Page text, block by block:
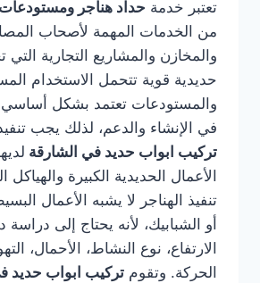
تعتبر خدمة حداد هناجر
من الخدمات المهمة لأصحاب
والمخازن والمشاريع التجارية التي
حديدية قوية تتحمل الاستخدام
والمستودعات تعتمد بشكل أساسي
في الإنشاء والدعم، لذلك يجب
تركيب ابواب حديد في الشارقة
الأعمال الحديدية الكبيرة والهياكل
تنفيذ الهناجر لا يشبه الأعمال
أو الشبابيك، لأنه يحتاج إلى
الارتفاع، نوع النشاط، الأحمال،
الحركة. وتقوم تركيب ابواب حديد